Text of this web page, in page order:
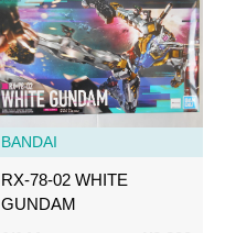
BANDAI
RX-78-02 WHITE
GUNDAM